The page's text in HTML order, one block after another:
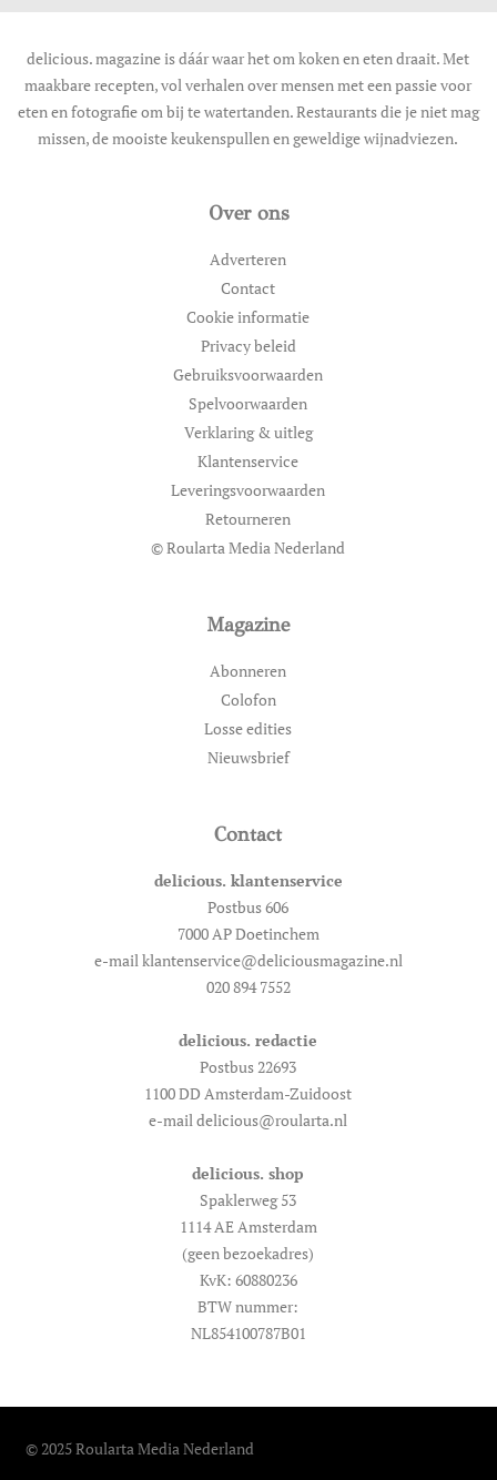
delicious. magazine is dáár waar het om koken en eten draait. Met
maakbare recepten, vol verhalen over mensen met een passie voor
eten en fotografie om bij te watertanden. Restaurants die je niet mag
missen, de mooiste keukenspullen en geweldige wijnadviezen.
Over ons
Adverteren
Contact
Cookie informatie
Privacy beleid
Gebruiksvoorwaarden
Spelvoorwaarden
Verklaring & uitleg
Klantenservice
Leveringsvoorwaarden
Retourneren
© Roularta Media Nederland
Magazine
Abonneren
Colofon
Losse edities
Nieuwsbrief
Contact
delicious. klantenservice
Postbus 606
7000 AP Doetinchem
e-mail klantenservice@deliciousmagazine.nl
020 894 7552
delicious. redactie
Postbus 22693
1100 DD Amsterdam-Zuidoost
e-mail delicious@roularta.nl
delicious. shop
Spaklerweg 53
1114 AE Amsterdam
(geen bezoekadres)
KvK: 60880236
BTW nummer:
NL854100787B01
© 2025 Roularta Media Nederland